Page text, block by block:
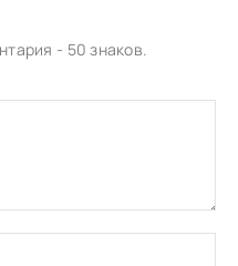
- 50 знаков.